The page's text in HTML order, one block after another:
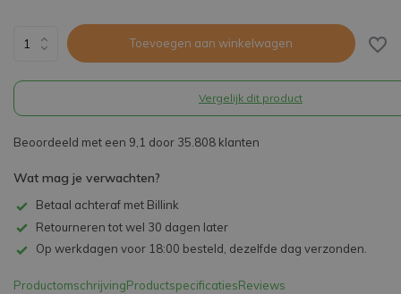
Toevoegen aan winkelwagen
Vergelijk dit product
Beoordeeld met een 9,1 door 35.808 klanten
Wat mag je verwachten?
Betaal achteraf met Billink
Retourneren tot wel 30 dagen later
Op werkdagen voor 18:00 besteld, dezelfde dag verzonden.
ProductomschrijvingProductspecificatiesReviews